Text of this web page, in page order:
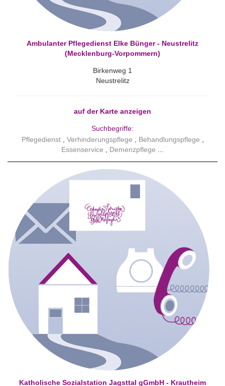
Ambulanter Pflegedienst Elke Bünger - Neustrelitz
(Mecklenburg-Vorpommern)
Birkenweg 1
Neustrelitz
auf der Karte anzeigen
Suchbegriffe:
Pflegedienst
Verhinderungspflege
Behandlungspflege
Essenservice
Demenzpflege
Katholische Sozialstation Jagsttal gGmbH - Krautheim